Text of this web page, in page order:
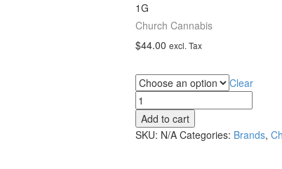
1G
Church Cannabis
$44.00 excl. Tax
Clear
Lemon
Cough
quantity
Add to cart
SKU: N/A Categories: Brands,